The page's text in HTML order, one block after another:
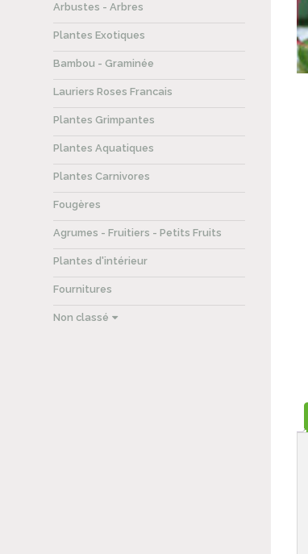
Arbustes - Arbres
Plantes Exotiques
Bambou - Graminée
Lauriers Roses Francais
Plantes Grimpantes
Plantes Aquatiques
Plantes Carnivores
Fougères
Agrumes - Fruitiers - Petits Fruits
Plantes d'intérieur
Fournitures
Non classé